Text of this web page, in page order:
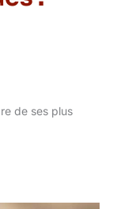
de ses plus